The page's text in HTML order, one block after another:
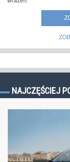
NAJCZĘŚCIEJ